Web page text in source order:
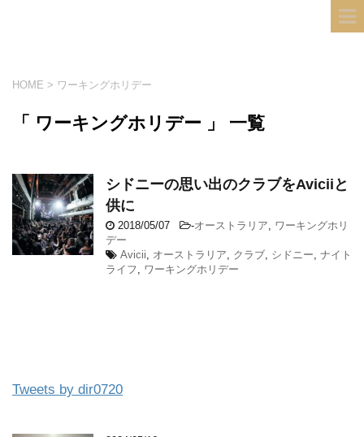
HOME > ワーキングホリデー
「 ワーキングホリデー 」 一覧
シドニーの思い出のクラブをAviciiと
供に
2018/05/07 -オーストラリア
ワーキングホリ
デー
Avicii
オーストラリア クラブ シドニー ナイト
ライフ
ワーキングホリデー
Tweets by dir0720